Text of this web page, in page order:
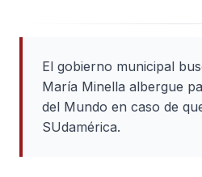
El gobierno municipal
María Minella albergue
del Mundo en caso de
SUdamérica.